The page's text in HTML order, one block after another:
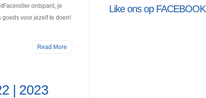
ontspant, je
voor jezelf te doen!
Read More
| 2023
Like ons op FACEBOOK